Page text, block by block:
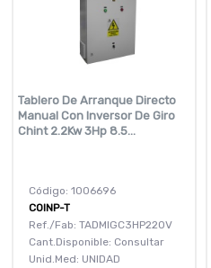
Tablero De Arranque Directo
Manual Con Inversor De Giro
Chint 2.2Kw 3Hp 8.5...
Código: 1006696
COINP-T
Ref./Fab: TADMIGC3HP220V
Cant.Disponible: Consultar
Unid.Med: UNIDAD